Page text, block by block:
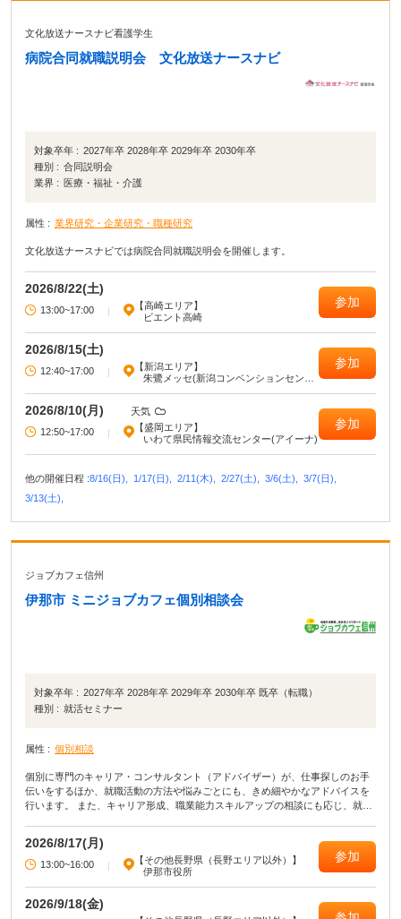
文化放送ナースナビ看護学生
病院合同就職説明会 文化放送ナースナビ
対象卒年 : 2027年卒 2028年卒 2029年卒 2030年卒
種別 : 合同説明会
業界 :
医療・福祉・介護
属性 : 業界研究・企業研究・職種研究
文化放送ナースナビでは病院合同就職説明会を開催します。
2026/8/22(土)
13:00~17:00 |
【高崎エリア】
ビエント高崎
参加
2026/8/15(土)
12:40~17:00 |
【新潟エリア】
朱鷺メッセ(新潟コンベンションセンタ
参加
2026/8/10(月)
天気
12:50~17:00
|
【盛岡エリア】
いわて県民情報交流センター(アイーナ)
参加
他の開催日程 :8/16(日), 1/17(日), 2/11(木), 2/27(土), 3/6(土),
3/7(日),
3/13(土),
ジョブカフェ信州
伊那市 ミニジョブカフェ個別相談会
対象卒年 : 2027年卒 2028年卒 2029年卒 2030年卒 既卒（転職）
種別 : 就活セミナー
属性 : 個別相談
個別に専門のキャリア・コンサルタント（アドバイザー）が、仕事探しのお手
伝いをするほか、就職活動の方法や悩みごとにも、きめ細やかなアドバイスを
行います。 また、キャリア形成、職業能力スキルアップの相談にも応じ、就職
2026/8/17(月)
13:00~16:00 |
【その他長野県（長野エリア以外）】
伊那市役所
参加
2026/9/18(金)